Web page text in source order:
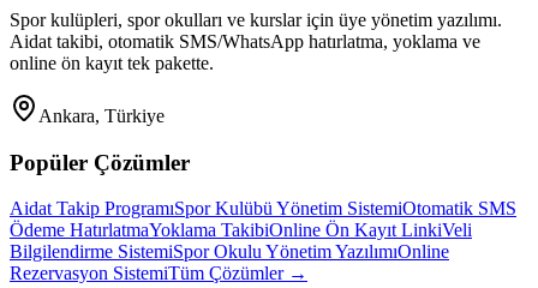
Spor kulüpleri, spor okulları ve kurslar için üye yönetim yazılımı.
Aidat takibi, otomatik SMS/WhatsApp hatırlatma, yoklama ve
online ön kayıt tek pakette.
Ankara, Türkiye
Popüler Çözümler
Aidat Takip ProgramıSpor Kulübü Yönetim SistemiOtomatik SMS
Ödeme HatırlatmaYoklama TakibiOnline Ön Kayıt LinkiVeli
Bilgilendirme SistemiSpor Okulu Yönetim YazılımıOnline
Rezervasyon SistemiTüm Çözümler →